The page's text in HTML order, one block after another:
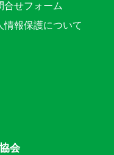
合せフォーム
情報保護について
会